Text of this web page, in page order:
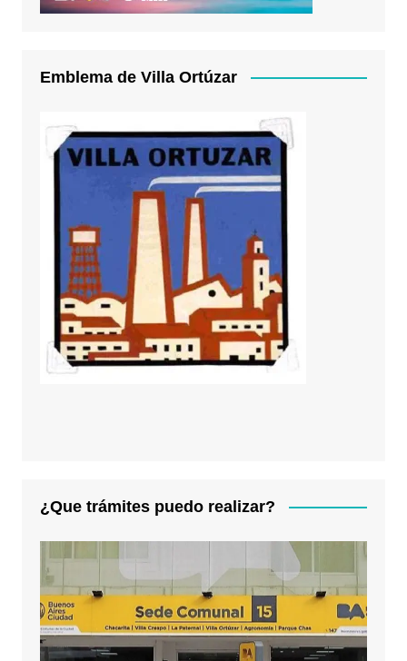
Emblema de Villa Ortúzar
¿Que trámites puedo realizar?